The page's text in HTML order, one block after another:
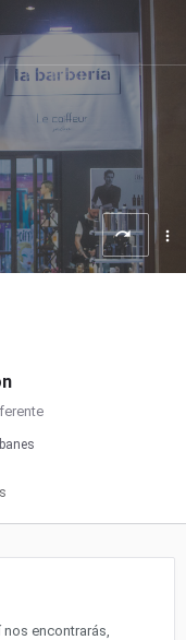
encontrarás,